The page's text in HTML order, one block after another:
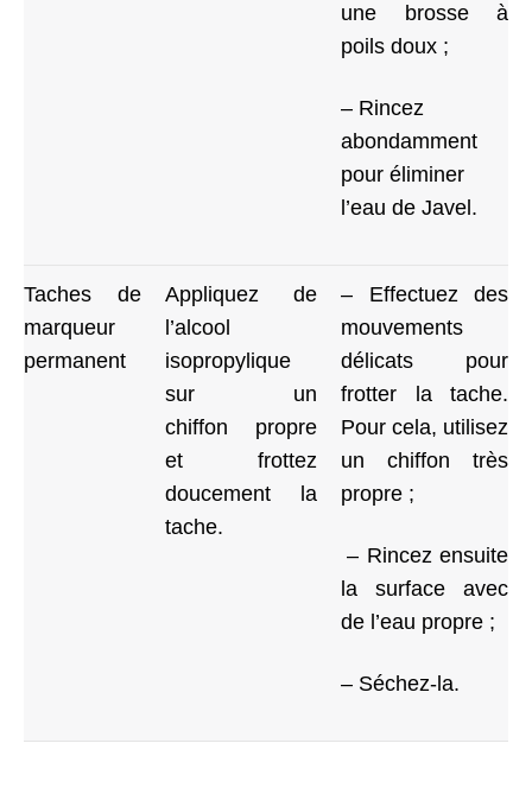
une brosse à
poils doux ;
– Rincez
abondamment
pour éliminer
l’eau de Javel.
Taches de
marqueur
permanent
Appliquez de
l’alcool
isopropylique
sur un
chiffon propre
et frottez
doucement la
tache.
– Effectuez des
mouvements
délicats pour
frotter la tache.
Pour cela, utilisez
un chiffon très
propre ;
– Rincez ensuite
la surface avec
de l’eau propre ;
– Séchez-la.